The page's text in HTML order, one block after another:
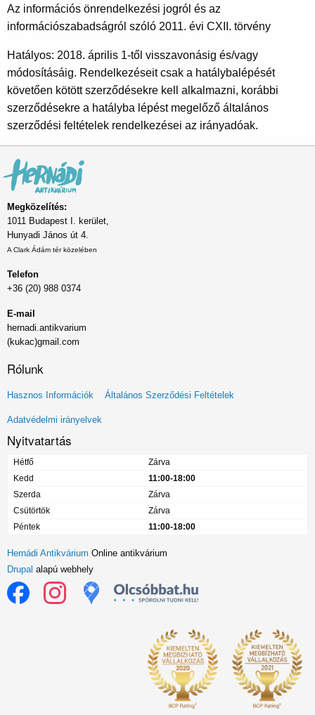
Az információs önrendelkezési jogról és az
információszabadságról szóló 2011. évi CXII. törvény
Hatályos: 2018. április 1-től visszavonásig és/vagy
módosításáig. Rendelkezéseit csak a hatálybalépését
követően kötött szerződésekre kell alkalmazni, korábbi
szerződésekre a hatályba lépést megelőző általános
szerződési feltételek rendelkezései az irányadóak.
Megközelítés:
1011 Budapest I. kerület,
Hunyadi János út 4.
A Clark Ádám tér közelében
Telefon
+36 (20) 988 0374
E-mail
hernadi.antikvarium
(kukac)gmail.com
Rólunk
Lábléc
menü
Hasznos Információk Általános Szerződési Feltételek
Adatvédelmi irányelvek
Nyitvatartás
Hétfő
Zárva
Kedd
11:00-18:00
Szerda
Zárva
Csütörtök
Zárva
Péntek
11:00-18:00
Hernádi Antikvárium Online antikvárium
Drupal alapú webhely